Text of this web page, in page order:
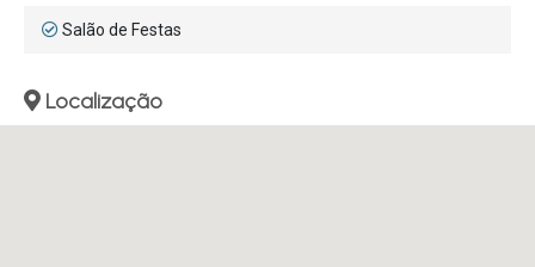
Salão de Festas
Localização